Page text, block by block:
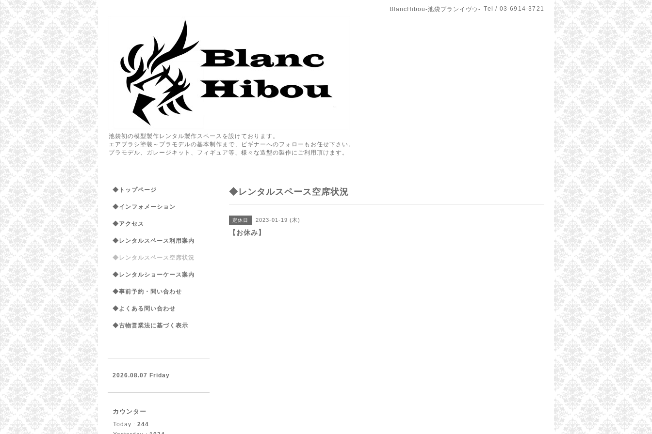
BlancHibou-池袋ブランイヴウ- Tel / 03-6914-3721
池袋初の模型製作レンタル製作スペースを設けております。
エアブラシ塗装～プラモデルの基本制作まで、ビギナーへのフォローもお任せ下さい。
プラモデル、ガレージキット、フィギュア等、様々な造型の製作にご利用頂けます。
◆レンタルスペース空席状況
定休日 2023-01-19 (木)
【お休み】
◆トップページ
◆インフォメーション
◆アクセス
◆レンタルスペース利用案内
◆レンタルスペース空席状況
◆レンタルショーケース案内
◆事前予約・問い合わせ
◆よくある問い合わせ
◆古物営業法に基づく表示
2026.08.07 Friday
カウンター
Today : 244